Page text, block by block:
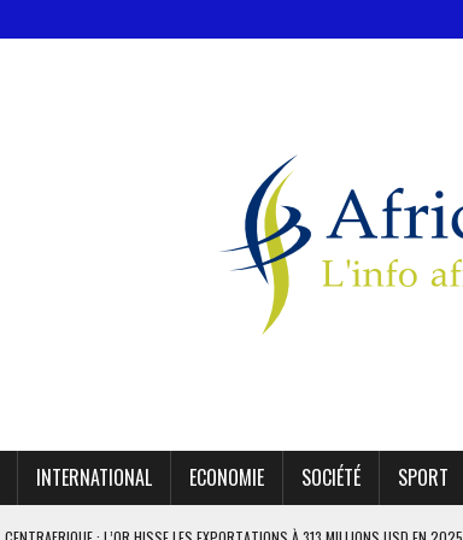
INTERNATIONAL ECONOMIE SOCIÉTÉ SPORT